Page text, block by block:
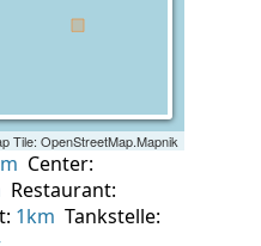
Center:
Restaurant:
1km Tankstelle: